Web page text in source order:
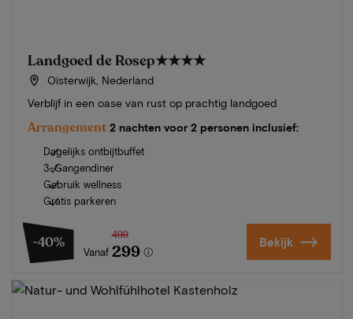
Landgoed de Rosep★★★★
Oisterwijk, Nederland
Verblijf in een oase van rust op prachtig landgoed
Arrangement 2 nachten voor 2 personen inclusief:
Dagelijks ontbijtbuffet
3-Gangendiner
Gebruik wellness
Gratis parkeren
-40%
Vanaf
499
299 Bekijk